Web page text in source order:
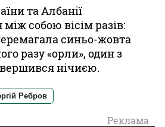
та Албанії
між собою вісім разів:
синьо-жовта
разу «орли», один з
нічиєю.
Ребров
Реклама